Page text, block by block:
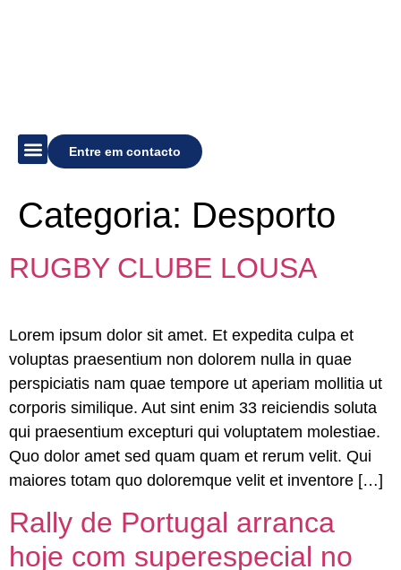
Entre em contacto
Categoria: Desporto
RUGBY CLUBE LOUSA
Lorem ipsum dolor sit amet. Et expedita culpa et
voluptas praesentium non dolorem nulla in quae
perspiciatis nam quae tempore ut aperiam mollitia ut
corporis similique. Aut sint enim 33 reiciendis soluta
qui praesentium excepturi qui voluptatem molestiae.
Quo dolor amet sed quam quam et rerum velit. Qui
maiores totam quo doloremque velit et inventore […]
Rally de Portugal arranca
hoje com superespecial no